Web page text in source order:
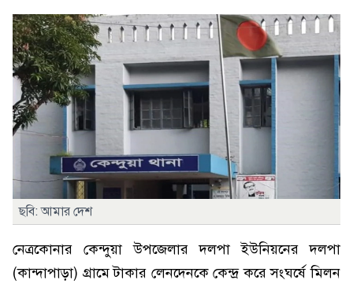
ছবি: আমার দেশ
নেত্রকোনার কেন্দুয়া উপজেলার দলপা ইউনিয়নের দলপা
(কান্দাপাড়া) গ্রামে টাকার লেনদেনকে কেন্দ্র করে সংঘর্ষে মিলন